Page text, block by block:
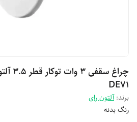
DE71
برند: آلتون رای
رنگ بدنه